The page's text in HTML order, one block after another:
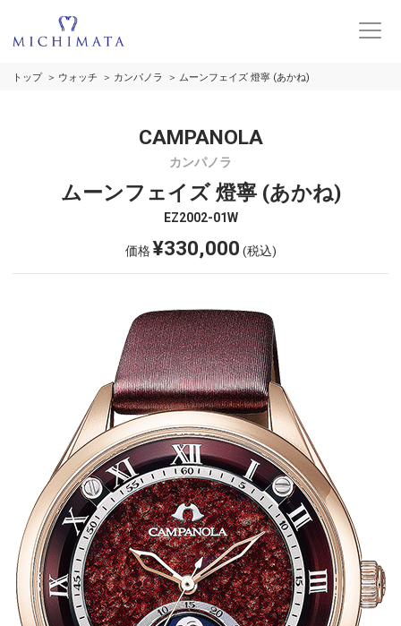
トップ ウォッチ カンパノラ ムーンフェイズ 燈寧 (あかね)
CAMPANOLA
カンパノラ
ムーンフェイズ 燈寧 (あかね)
EZ2002-01W
価格¥330,000 (税込)